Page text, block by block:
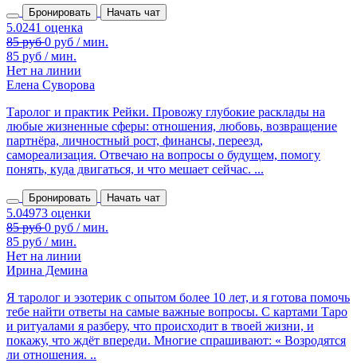
Бронировать Начать чат
85 руб / мин.
Нет на линии
Елена Суворова
Таролог и практик Рейки. Провожу глубокие расклады на
любые жизненные сферы: отношения, любовь, возвращение
партнёра, личностный рост, финансы, переезд,
самореализация. Отвечаю на вопросы о будущем, помогу
понять, куда двигаться, и что мешает сейчас. ...
Бронировать Начать чат
85 руб / мин.
Нет на линии
Ирина Демина
Я таролог и эзотерик с опытом более 10 лет, и я готова помочь
тебе найти ответы на самые важные вопросы. С картами Таро
и ритуалами я разберу, что происходит в твоей жизни, и
покажу, что ждёт впереди. Многие спрашивают: « Возродятся
ли отношения. ..